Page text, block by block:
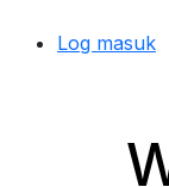
Log masuk